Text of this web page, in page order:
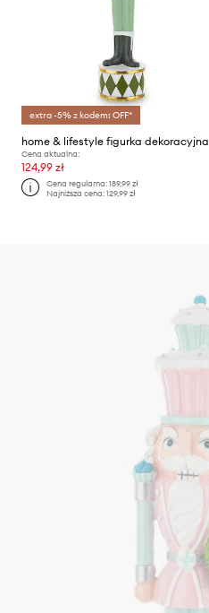
extra -5% z kodem: OFF*
home & lifestyle figurka dekoracyjna
Cena aktualna:
124,99 zł
Cena regularna:189,99 zł
Najniższa cena:129,99 zł